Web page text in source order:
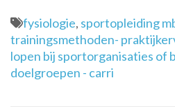
fysiologie, sportopleiding
trainingsmethoden-
lopen bij sportorganisaties of
doelgroepen - carri